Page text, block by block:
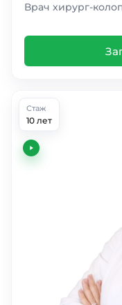
Врач хирург-
Стаж
10 лет